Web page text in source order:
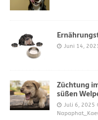
Juni 14,
Züchtung
süßen
Juli 6, 2025